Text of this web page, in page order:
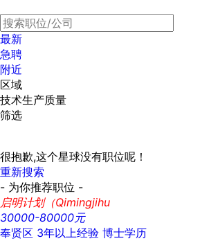
最新
急聘
附近
区域
技术生产质量
筛选
很抱歉,这个星球没有职位呢！
重新搜索
- 为你推荐职位 -
启明计划（Qimingjihu
30000-80000元
奉贤区 3年以上经验 博士学历